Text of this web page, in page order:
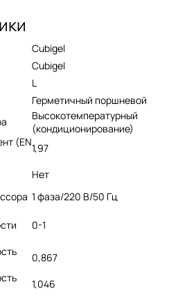
Cubigel
Cubigel
L
Герметичный поршневой
Высокотемпературный
(кондиционирование)
(EN1,97
Нет
1 фаза/220 В/50 Гц
0-1
0,867
1,046